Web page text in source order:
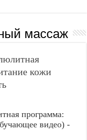
массаж
кожи
программа:
видео) -